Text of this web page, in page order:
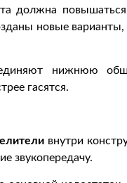
должна
новые
нижнюю
гасятся.
внутри
звукопередачу.